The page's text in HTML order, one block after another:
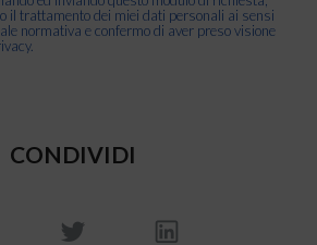
il trattamento dei miei dati personali ai sensi
normativa e confermo di aver preso visione
CONDIVIDI